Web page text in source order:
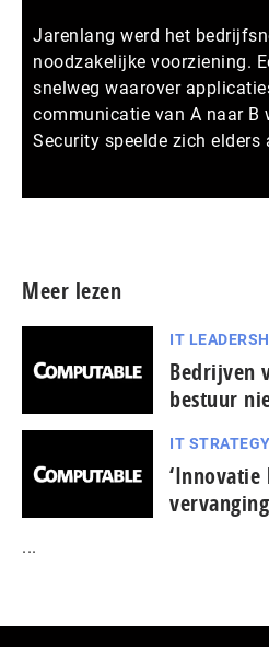
Jarenlang werd het
noodzakelijke voorziening.
snelweg waarover
communicatie van A naar B
Security speelde zich elders
Meer lezen
IT
Bedrijven
bestuur
IT
...